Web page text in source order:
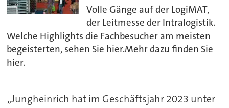
Volle Gänge auf der LogiMAT,
der Leitmesse der Intralogistik.
Welche Highlights die Fachbesucher am meisten
begeisterten, sehen Sie hier.Mehr dazu finden Sie
hier.
„Jungheinrich hat im Geschäftsjahr 2023 unter